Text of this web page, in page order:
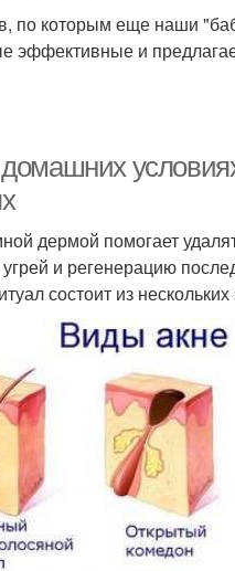
по которым еще наши
эффективные и
дермой помогает
и регенерацию
состоит из нескольких